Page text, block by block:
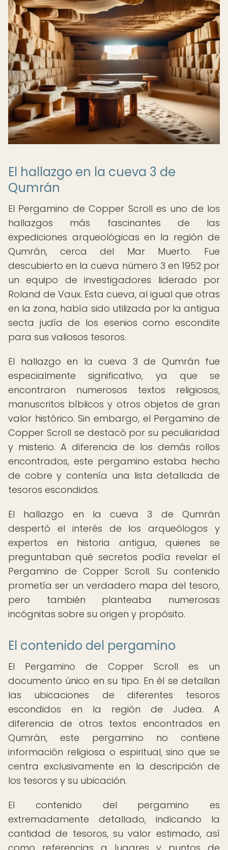
El hallazgo en la cueva 3 de
Qumrán
El Pergamino de Copper Scroll es uno de los
hallazgos más fascinantes de las
expediciones arqueológicas en la región de
Qumrán, cerca del Mar Muerto. Fue
descubierto en la cueva número 3 en 1952 por
un equipo de investigadores liderado por
Roland de Vaux. Esta cueva, al igual que otras
en la zona, había sido utilizada por la antigua
secta judía de los esenios como escondite
para sus valiosos tesoros.
El hallazgo en la cueva 3 de Qumrán fue
especialmente significativo, ya que se
encontraron numerosos textos religiosos,
manuscritos bíblicos y otros objetos de gran
valor histórico. Sin embargo, el Pergamino de
Copper Scroll se destacó por su peculiaridad
y misterio. A diferencia de los demás rollos
encontrados, este pergamino estaba hecho
de cobre y contenía una lista detallada de
tesoros escondidos.
El hallazgo en la cueva 3 de Qumrán
despertó el interés de los arqueólogos y
expertos en historia antigua, quienes se
preguntaban qué secretos podía revelar el
Pergamino de Copper Scroll. Su contenido
prometía ser un verdadero mapa del tesoro,
pero también planteaba numerosas
incógnitas sobre su origen y propósito.
El contenido del pergamino
El Pergamino de Copper Scroll es un
documento único en su tipo. En él se detallan
las ubicaciones de diferentes tesoros
escondidos en la región de Judea. A
diferencia de otros textos encontrados en
Qumrán, este pergamino no contiene
información religiosa o espiritual, sino que se
centra exclusivamente en la descripción de
los tesoros y su ubicación.
El contenido del pergamino es
extremadamente detallado, indicando la
cantidad de tesoros, su valor estimado, así